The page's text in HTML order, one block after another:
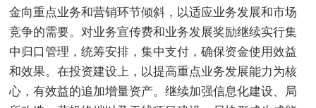
金向重点业务和营销环节倾斜，以适应业务发展和市场
竞争的需要。对业务宣传费和业务发展奖励继续实行集
中归口管理，统筹安排，集中支付，确保资金使用效益
和效果。在投资建设上，以提高重点业务发展能力为核
心，有效益的追加增量资产。继续加强信息化建设、局